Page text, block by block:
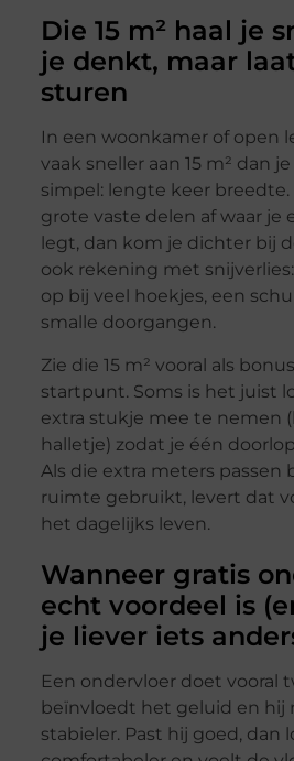
Die 15 m² haal je
je denkt, maar
sturen
In een woonkamer of open
vaak sneller aan 15 m² dan
simpel: lengte keer breedte.
grote vaste delen af waar je
legt, dan kom je dichter bij
ook rekening met
op bij veel hoekjes, een
smalle doorgangen.
Zie die 15 m² vooral als
startpunt. Soms is het juist
extra stukje mee te nemen
halletje) zodat je één
Als die extra meters passen
ruimte gebruikt, levert dat
het dagelijks leven.
Wanneer gratis
echt voordeel is
je liever iets
Een ondervloer doet vooral
beïnvloedt het geluid en hij
stabieler. Past hij goed, dan